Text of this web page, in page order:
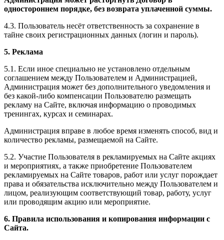
одностороннем порядке, без возврата уплаченной суммы.
4.3. Пользователь несёт ответственность за сохранение в
тайне своих регистрационных данных (логин и пароль).
5. Реклама
5.1. Если иное специально не установлено отдельным
соглашением между Пользователем и Администрацией,
Администрация может без дополнительного уведомления и
без какой-либо компенсации Пользователю размещать
рекламу на Сайте, включая информацию о проводимых
тренингах, курсах и семинарах.
Администрация вправе в любое время изменять способ, вид и
количество рекламы, размещаемой на Сайте.
5.2. Участие Пользователя в рекламируемых на Сайте акциях
и мероприятиях, а также приобретение Пользователем
рекламируемых на Сайте товаров, работ или услуг порождает
права и обязательства исключительно между Пользователем и
лицом, реализующим соответствующий товар, работу, услуг
или проводящим акцию или мероприятие.
6. Правила использования и копирования информации с
Сайта.